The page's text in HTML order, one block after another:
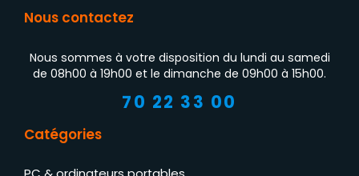
Nous contactez
Nous sommes à votre disposition du lundi au samedi
de 08h00 à 19h00 et le dimanche de 09h00 à 15h00.
70 22 33 00
Catégories